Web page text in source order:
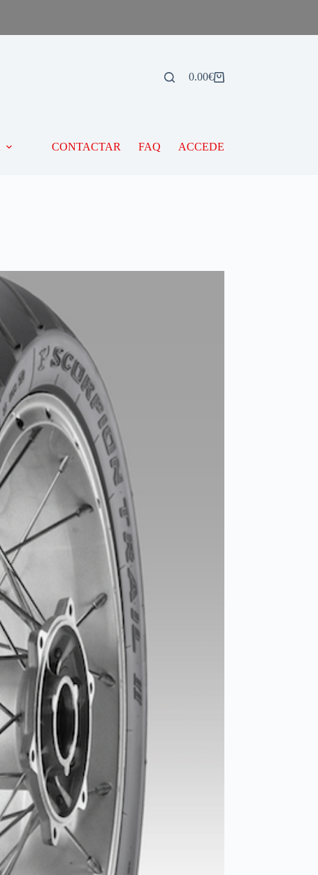
0.00€
CONTACTAR FAQ ACCEDE